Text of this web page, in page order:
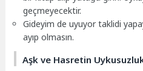
geçmeyecektir.
Gideyim de uyuyor taklidi
ayıp olmasın.
Aşk ve Hasretin Uykusuzluk